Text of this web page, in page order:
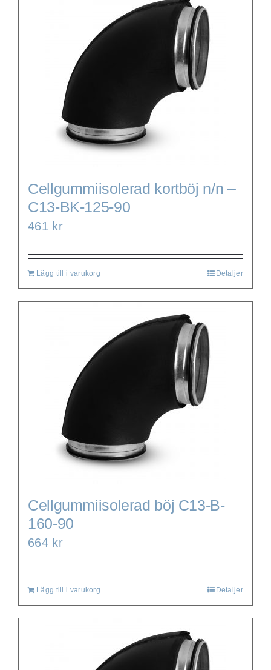
Cellgummiisolerad kortböj n/n –
C13-BK-125-90
461 kr
Lägg till i varukorg Detaljer
Cellgummiisolerad böj C13-B-
160-90
664 kr
Lägg till i varukorg Detaljer